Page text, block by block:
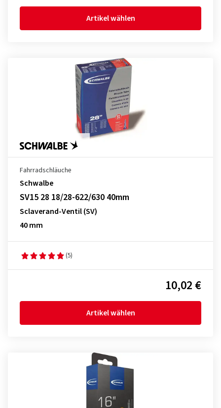
Artikel wählen
Fahrradschläuche
Schwalbe
SV15 28 18/28-622/630 40mm
Sclaverand-Ventil (SV)
40 mm
(5)
10,02 €
Artikel wählen